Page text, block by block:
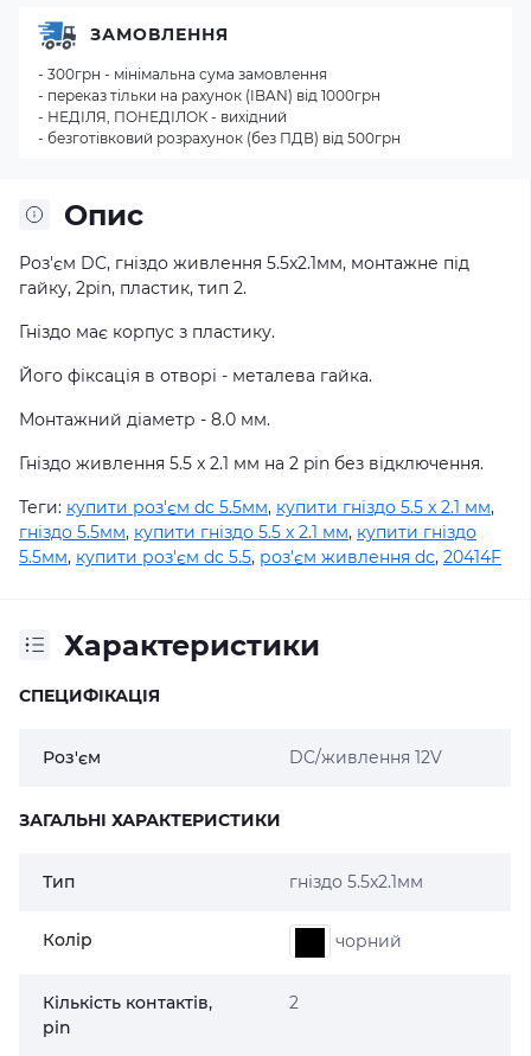
Опис
Роз'єм DC, гніздо живлення 5.5x2.1мм, монтажне під
гайку, 2pin, пластик, тип 2.
Гніздо має корпус з пластику.
Його фіксація в отворі - металева гайка.
Монтажний діаметр - 8.0 мм.
Гніздо живлення 5.5 x 2.1 мм на 2 pin без відключення.
Теги: купити роз'єм dc 5.5мм, купити гніздо 5.5 x 2.1 мм,
гніздо 5.5мм, купити гніздо 5.5 x 2.1 мм, купити гніздо
5.5мм, купити роз'єм dc 5.5, роз'єм живлення dc, 20414F
Характеристики
СПЕЦИФІКАЦІЯ
Роз'єм DC/живлення 12V
ЗАГАЛЬНІ ХАРАКТЕРИСТИКИ
Тип гніздо 5.5x2.1мм
Колір чорний
Кількість контактів,
pin
2
ЗАМОВЛЕННЯ
- 300грн - мінімальна сума замовлення
- переказ тільки на рахунок (IBAN) від 1000грн
- НЕДІЛЯ, ПОНЕДІЛОК - вихідний
- безготівковий розрахунок (без ПДВ) від 500грн